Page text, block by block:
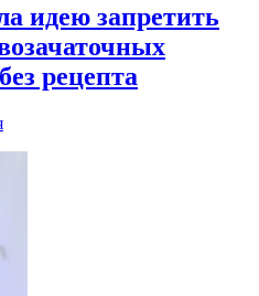
идею запретить
рецепта